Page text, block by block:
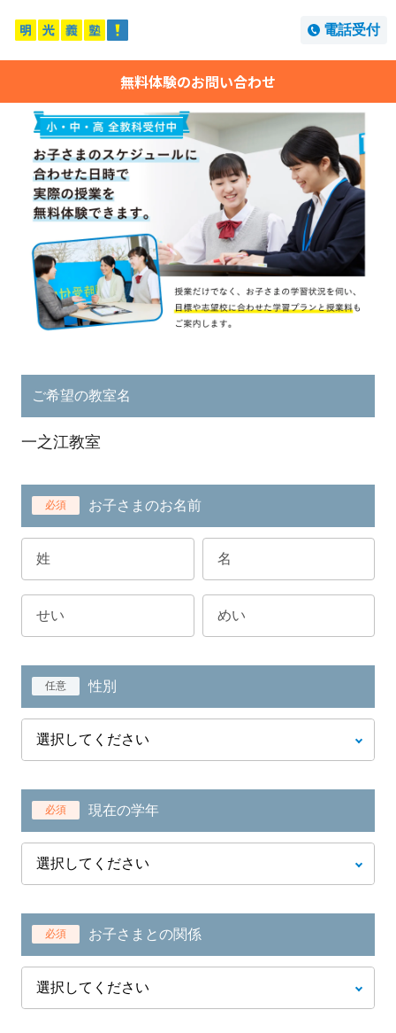
電話受付
無料体験のお問い合わせ
ご希望の教室名
一之江教室
必須 お子さまのお名前
任意 性別
必須 現在の学年
必須 お子さまとの関係